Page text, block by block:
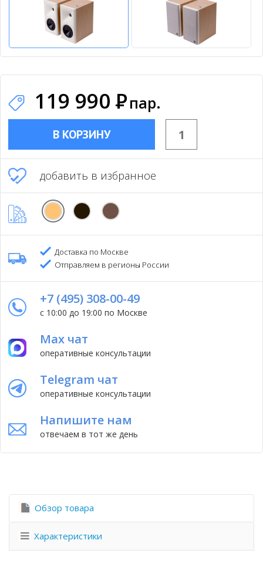
119 990 Рпар.
В КОРЗИНУ
добавить в избранное
Доставка по Москве
Отправляем в регионы России
+7 (495) 308-00-49
с 10:00 до 19:00 по Москве
Max чат
оперативные консультации
Telegram чат
оперативные консультации
Напишите нам
отвечаем в тот же день
Обзор товара
Характеристики